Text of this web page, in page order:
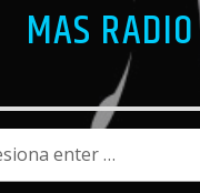
MAS RADIO